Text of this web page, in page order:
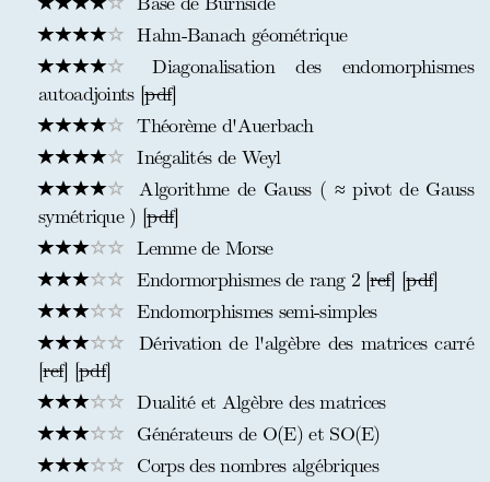
Hahn-Banach géométrique
Diagonalisation des endomorphismes
autoadjoints [pdf]
Théorème d'Auerbach
Inégalités de Weyl
Algorithme de Gauss ( ≈ pivot de Gauss
symétrique ) [pdf]
Lemme de Morse
Endormorphismes de rang 2 [ref] [pdf]
Endomorphismes semi-simples
Dérivation de l'algèbre des matrices carré
[ref] [pdf]
Dualité et Algèbre des matrices
Générateurs de O(E) et SO(E)
Corps des nombres algébriques